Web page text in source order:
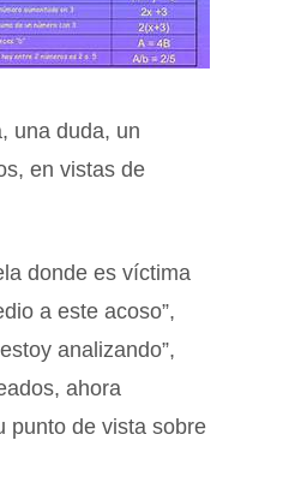
una duda, un
en vistas de
donde es víctima
a este acoso”,
analizando”,
ahora
punto de vista sobre